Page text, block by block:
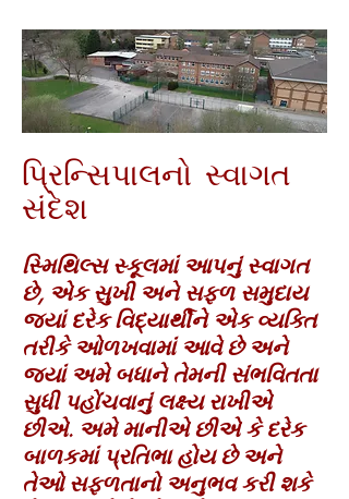
પ્રિન્સિપાલનો સ્વાગત
સંદેશ
સ્મિથિલ્સ સ્કૂલમાં આપનું સ્વાગત
છે, એક સુખી અને સફળ સમુદાય
જ્યાં દરેક વિદ્યાર્થીને એક વ્યક્તિ
તરીકે ઓળખવામાં આવે છે અને
જ્યાં અમે બધાને તેમની સંભવિતતા
સુધી પહોંચવાનું લક્ષ્ય રાખીએ
છીએ. અમે માનીએ છીએ કે દરેક
બાળકમાં પ્રતિભા હોય છે અને
તેઓ સફળતાનો અનુભવ કરી શકે